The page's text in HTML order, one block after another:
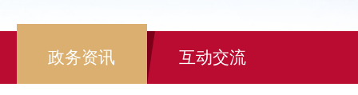
政务资讯 互动交流